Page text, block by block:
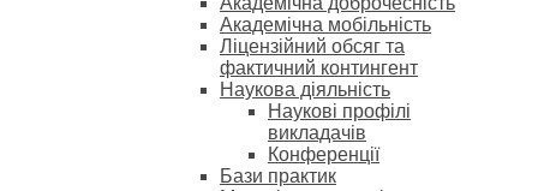
Академічна мобільність
Ліцензійний обсяг та
фактичний контингент
Наукова діяльність
Наукові профілі
викладачів
Конференції
Бази практик